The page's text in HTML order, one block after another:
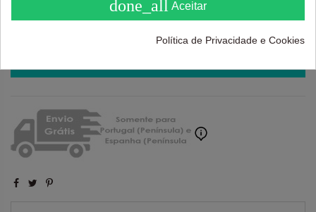
done_all Aceitar
Política de Privacidade e Cookies